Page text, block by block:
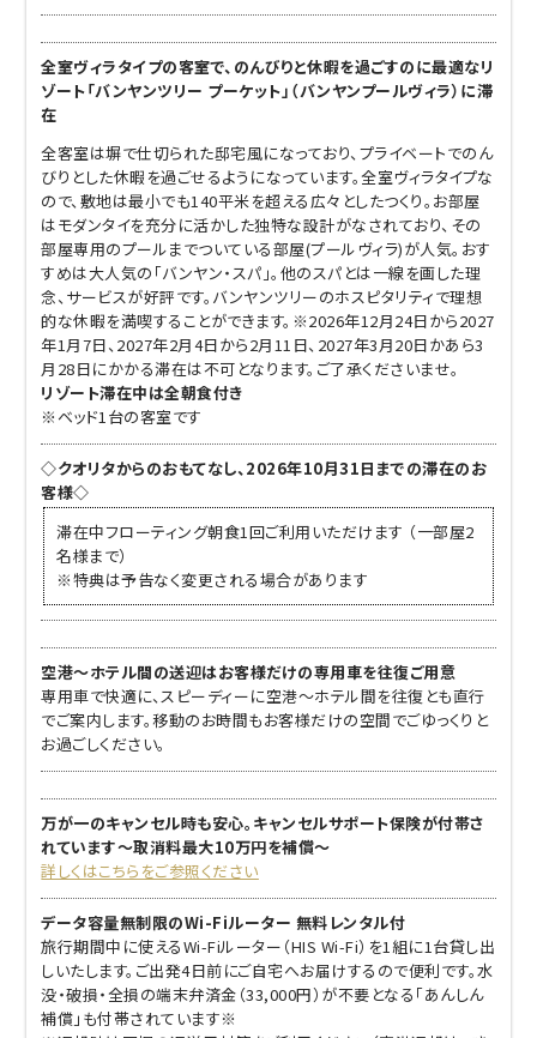
全室ヴィラタイプの客室で、のんびりと休暇を過ごすのに最適なリ
ゾート「バンヤンツリー プーケット」（バンヤンプールヴィラ）に滞
在
全客室は塀で仕切られた邸宅風になっており、プライベートでのん
びりとした休暇を過ごせるようになっています。全室ヴィラタイプな
ので、敷地は最小でも140平米を超える広々としたつくり。お部屋
はモダンタイを充分に活かした独特な設計がなされており、その
部屋専用のプールまでついている部屋(プールヴィラ)が人気。おす
すめは大人気の｢バンヤン・スパ｣。他のスパとは一線を画した理
念、サービスが好評です。バンヤンツリーのホスピタリティで理想
的な休暇を満喫することができます。※2026年12月24日から2027
年1月7日、2027年2月4日から2月11日、2027年3月20日かあら3
月28日にかかる滞在は不可となります。ご了承くださいませ。
リゾート滞在中は全朝食付き
※ベッド1台の客室です
◇クオリタからのおもてなし、2026年10月31日までの滞在のお
客様◇
滞在中フローティング朝食1回ご利用いただけます （一部屋2
名様まで）
※特典は予告なく変更される場合があります
空港～ホテル間の送迎はお客様だけの専用車を往復ご用意
専用車で快適に、スピーディーに空港～ホテル間を往復とも直行
でご案内します。移動のお時間もお客様だけの空間でごゆっくりと
お過ごしください。
万が一のキャンセル時も安心。キャンセルサポート保険が付帯さ
れています～取消料最大10万円を補償～
詳しくはこちらをご参照ください
データ容量無制限のWi-Fiルーター 無料レンタル付
旅行期間中に使えるWi-Fiルーター（HIS Wi-Fi）を1組に1台貸し出
しいたします。ご出発4日前にご自宅へお届けするので便利です。水
没・破損・全損の端末弁済金（33,000円）が不要となる「あんしん
補償」も付帯されています※